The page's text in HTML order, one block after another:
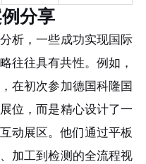
分享
，一些成功实现国际
往往具有共性。例如，
在初次参加德国科隆国
位，而是精心设计了一
动展区。他们通过平板
加工到检测的全流程视